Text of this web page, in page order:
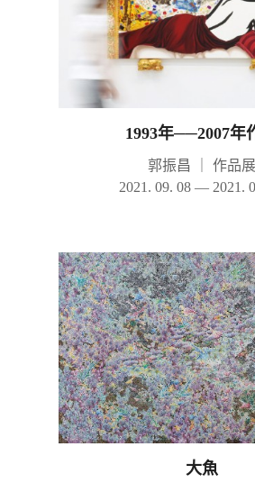
1993年──2007年
郭振昌
作品展
2021. 09. 08 — 2021.
大魚